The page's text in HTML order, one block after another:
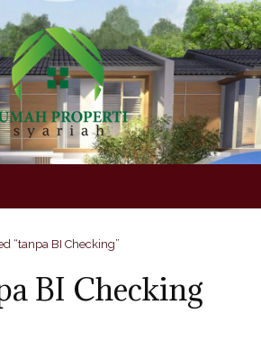
“tanpa BI Checking”
BI Checking